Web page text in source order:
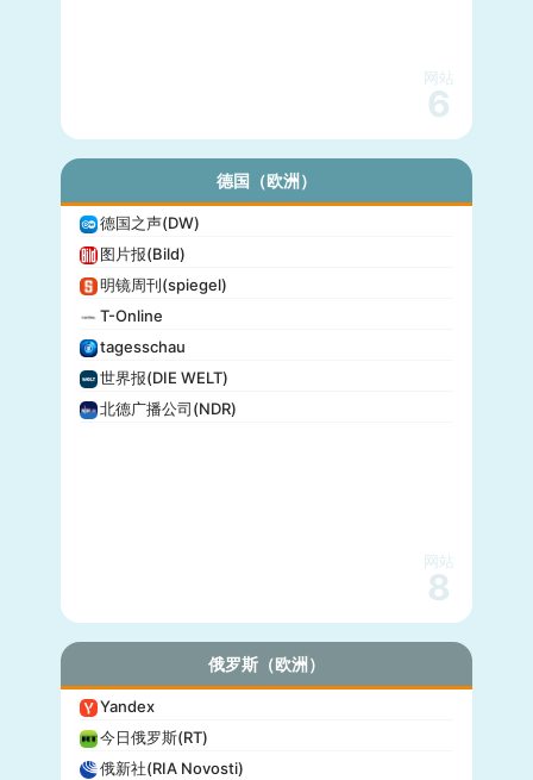
网站
6
德国（欧洲）
德国之声(DW)
图片报(Bild)
明镜周刊(spiegel)
T-Online
tagesschau
世界报(DIE WELT)
北德广播公司(NDR)
网站
8
俄罗斯（欧洲）
Yandex
今日俄罗斯(RT)
俄新社(RIA Novosti)